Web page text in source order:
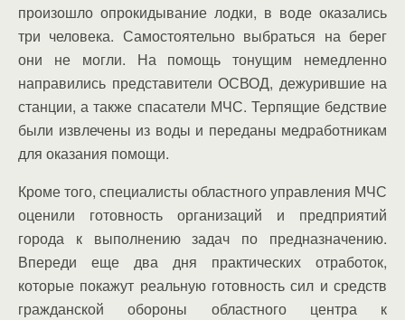
произошло опрокидывание лодки, в воде оказались
три человека. Самостоятельно выбраться на берег
они не могли. На помощь тонущим немедленно
направились представители ОСВОД, дежурившие на
станции, а также спасатели МЧС. Терпящие бедствие
были извлечены из воды и переданы медработникам
для оказания помощи.
Кроме того, специалисты областного управления МЧС
оценили готовность организаций и предприятий
города к выполнению задач по предназначению.
Впереди еще два дня практических отработок,
которые покажут реальную готовность сил и средств
гражданской обороны областного центра к